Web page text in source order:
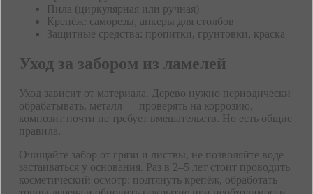
Пила (циркулярная или ручная)
Крепёж: саморезы, анкеры для столбов
Защитные средства: пропитки, грунтовки, краска
Уход за забором из ламелей
Уход зависит от материала. Дерево нужно периодически
обрабатывать, металл — проверять на коррозию,
композит почти не требует вмешательств. Но есть общие
правила.
Очищайте забор от грязи и листвы, не позволяйте воде
застаиваться у основания. Раз в 2–5 лет стоит проводить
косметический осмотр: подтянуть крепёж, обработать